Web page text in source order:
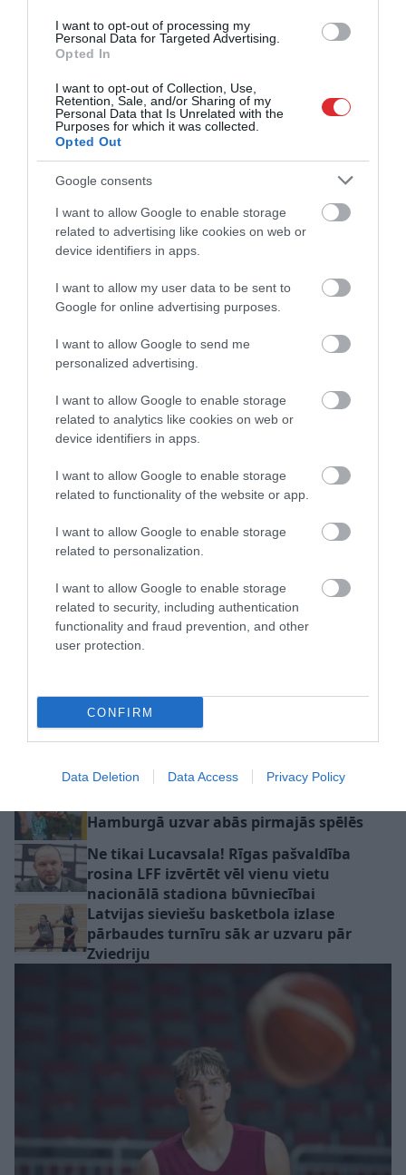
I want to opt-out of processing my
Personal Data for Targeted Advertising.
Opted In
I want to opt-out of Collection, Use,
Retention, Sale, and/or Sharing of my
Personal Data that Is Unrelated with the
Purposes for which it was collected.
Opted Out
Google consents
I want to allow Google to enable storage
related to advertising like cookies on web or
device identifiers in apps.
I want to allow my user data to be sent to
Google for online advertising purposes.
I want to allow Google to send me
personalized advertising.
I want to allow Google to enable storage
related to analytics like cookies on web or
device identifiers in apps.
I want to allow Google to enable storage
related to functionality of the website or app.
I want to allow Google to enable storage
related to personalization.
I want to allow Google to enable storage
related to security, including authentication
functionality and fraud prevention, and other
user protection.
CONFIRM
Data Deletion Data Access Privacy Policy
“Riga” izsaiņo ungāru dāvanu
spēles sākumā, taču neizmanto
iespējas nostiprināt pārsvaru
pirms atbildes spēles UEFA
Konferences līgā
RFS cieš zaudējumu
Čehijā – mājup ar divu
basketbolistes cienīgi
pusfināls izpaliek
Hamburgā uzvar abās pirmajās spēlēs
Ne tikai Lucavsala! Rīgas pašvaldība
rosina LFF izvērtēt vēl vienu vietu
nacionālā stadiona būvniecībai
Latvijas sieviešu basketbola izlase
pārbaudes turnīru sāk ar uzvaru pār
Zviedriju